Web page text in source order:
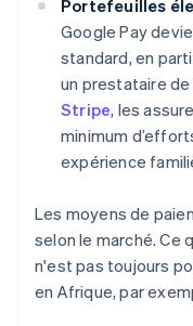
Portefeuilles
Google Pay
standard, en
un prestataire
Stripe, les
minimum
expérience
Les moyens de
selon le marché. Ce
n'est pas toujours
en Afrique, par